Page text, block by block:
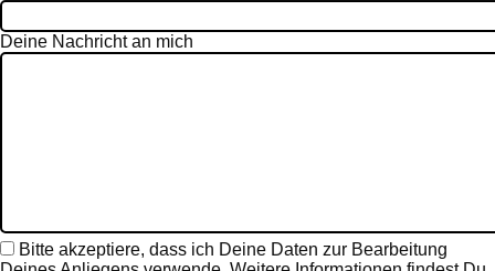
Deine Nachricht an mich
BitteBitte akzeptiere, dass ich Deine Daten zur Bearbeitung